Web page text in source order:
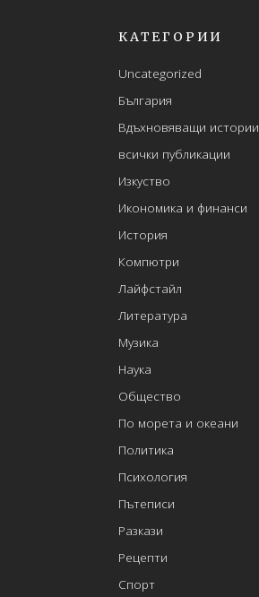
КАТЕГОРИИ
Uncategorized
България
Вдъхновяващи истории
всички публикации
Изкуство
Икономика и финанси
История
Компютри
Лайфстайл
Литература
Музика
Наука
Общество
По морета и океани
Политика
Психология
Пътеписи
Разкази
Рецепти
Спорт